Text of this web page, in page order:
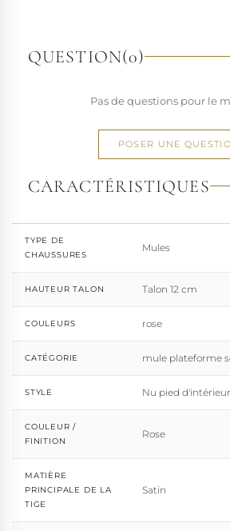
elle a étendu son savoir-faire à d'autres
aujourd'hui distribuée dans 110 pays.
de la mode, Pleaser propose des
une large gamme de pointures. Parce
devrait jamais se réduire à une
marque défend une idée simple :
d'exprimer, sans contrainte, qui il veut
QUESTION(0)
Pas de questions pour le
POSER UNE
CARACTÉRISTIQUES
TYPE DE
CHAUSSURES
Mules
HAUTEUR TALON Talon 12 cm
COULEURS rose
CATÉGORIE mule plateforme
STYLE Nu pied
COULEUR /
FINITION
Rose
MATIÈRE
PRINCIPALE DE LA
TIGE
Satin